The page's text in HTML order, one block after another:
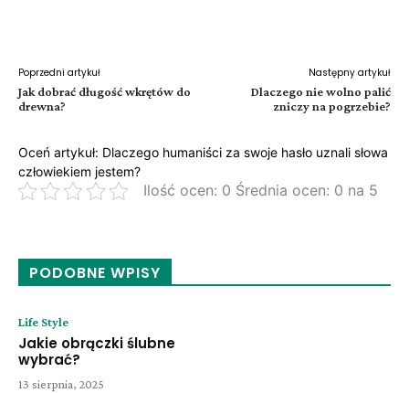
Poprzedni artykuł
Jak dobrać długość wkrętów do
drewna?
Następny artykuł
Dlaczego nie wolno palić
zniczy na pogrzebie?
Oceń artykuł: Dlaczego humaniści za swoje hasło uznali słowa
człowiekiem jestem?
Ilość ocen: 0 Średnia ocen: 0 na 5
PODOBNE WPISY
Life Style
Jakie obrączki ślubne
wybrać?
13 sierpnia, 2025